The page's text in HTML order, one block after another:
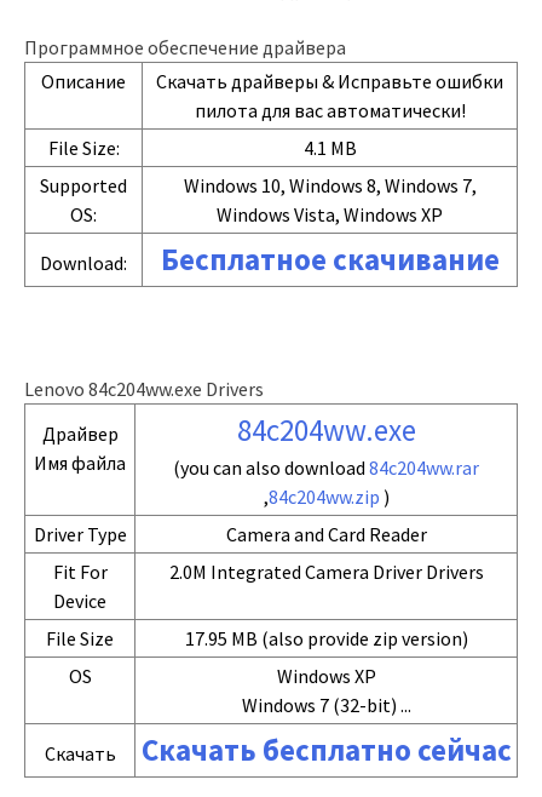
Программное обеспечение драйвера
Описание
Скачать драйверы & Исправьте ошибки
пилота для вас автоматически!
File Size:
4.1 MB
Supported
OS:
Windows 10, Windows 8, Windows 7,
Windows Vista, Windows XP
Download:
Бесплатное скачивание
Lenovo 84c204ww.exe Drivers
Драйвер
Имя файла
84c204ww.exe
(you can also download 84c204ww.rar
,84c204ww.zip )
Driver Type
Camera and Card Reader
Fit For
Device
2.0M Integrated Camera Driver Drivers
File Size
17.95 MB (also provide zip version)
OS
Windows XP
Windows 7 (32-bit) ...
Скачать
Скачать бесплатно сейчас